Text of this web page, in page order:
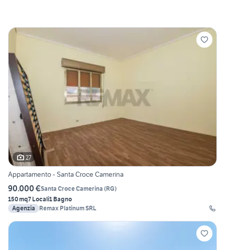
27
Appartamento - Santa Croce Camerina
90.000 €Santa Croce Camerina (RG)
150 mq7 Locali1 Bagno
Agenzia
Remax Platinum SRL